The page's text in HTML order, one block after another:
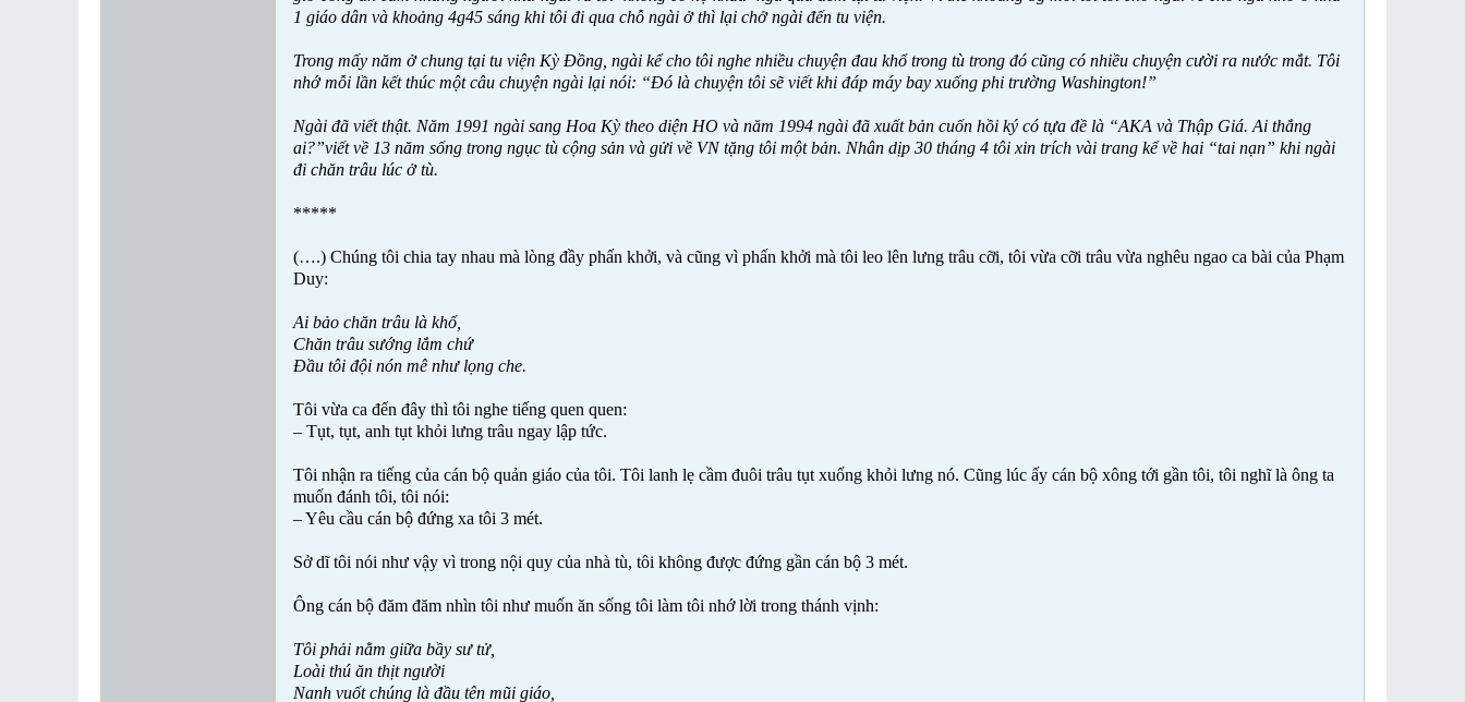
1 giáo dân và khoảng 4g45 sáng khi tôi đi qua chỗ ngài ở thì lại chở ngài đến tu viện.
Trong mấy năm ở chung tại tu viện Kỳ Đồng, ngài kể cho tôi nghe nhiều chuyện đau khổ trong tù trong đó cũng có nhiều chuyện cười ra nước mắt. Tôi
nhớ mỗi lần kết thúc một câu chuyện ngài lại nói: “Đó là chuyện tôi sẽ viết khi đáp máy bay xuống phi trường Washington!”
Ngài đã viết thật. Năm 1991 ngài sang Hoa Kỳ theo diện HO và năm 1994 ngài đã xuất bản cuốn hồi ký có tựa đề là “AKA và Thập Giá. Ai thắng
ai?”viết về 13 năm sống trong ngục tù cộng sản và gửi về VN tặng tôi một bản. Nhân dịp 30 tháng 4 tôi xin trích vài trang kể về hai “tai nạn” khi ngài
đi chăn trâu lúc ở tù.
*****
(….) Chúng tôi chia tay nhau mà lòng đầy phấn khởi, và cũng vì phấn khởi mà tôi leo lên lưng trâu cỡi, tôi vừa cỡi trâu vừa nghêu ngao ca bài của Phạm
Duy:
Ai bảo chăn trâu là khổ,
Chăn trâu sướng lắm chứ
Đầu tôi đội nón mê như lọng che.
Tôi vừa ca đến đây thì tôi nghe tiếng quen quen:
– Tụt, tụt, anh tụt khỏi lưng trâu ngay lập tức.
Tôi nhận ra tiếng của cán bộ quản giáo của tôi. Tôi lanh lẹ cầm đuôi trâu tụt xuống khỏi lưng nó. Cũng lúc ấy cán bộ xông tới gần tôi, tôi nghĩ là ông ta
muốn đánh tôi, tôi nói:
– Yêu cầu cán bộ đứng xa tôi 3 mét.
Sở dĩ tôi nói như vậy vì trong nội quy của nhà tù, tôi không được đứng gần cán bộ 3 mét.
Ông cán bộ đăm đăm nhìn tôi như muốn ăn sống tôi làm tôi nhớ lời trong thánh vịnh:
Tôi phải nằm giữa bầy sư tử,
Loài thú ăn thịt người
Nanh vuốt chúng là đầu tên mũi giáo,